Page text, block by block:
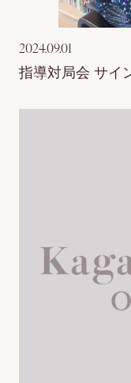
2024.09.01
指導対局会 サイ